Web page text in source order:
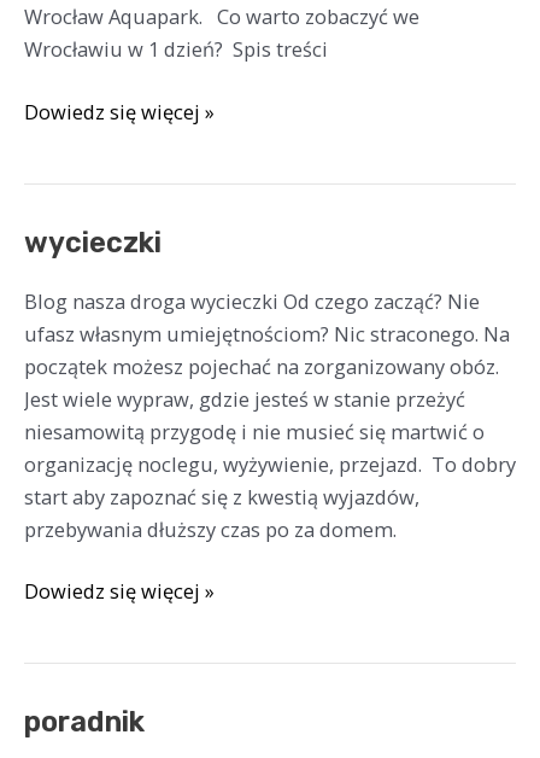
Wrocław Aquapark. Co warto zobaczyć we
Wrocławiu w 1 dzień? Spis treści
Dowiedz się więcej »
wycieczki
Blog nasza droga wycieczki Od czego zacząć? Nie
ufasz własnym umiejętnościom? Nic straconego. Na
początek możesz pojechać na zorganizowany obóz.
Jest wiele wypraw, gdzie jesteś w stanie przeżyć
niesamowitą przygodę i nie musieć się martwić o
organizację noclegu, wyżywienie, przejazd. To dobry
start aby zapoznać się z kwestią wyjazdów,
przebywania dłuższy czas po za domem.
wycieczki
Dowiedz się więcej »
poradnik
poradnik